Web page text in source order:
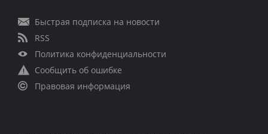
Быстрая подписка на новости
RSS
Политика конфиденциальности
Сообщить об ошибке
Правовая информация